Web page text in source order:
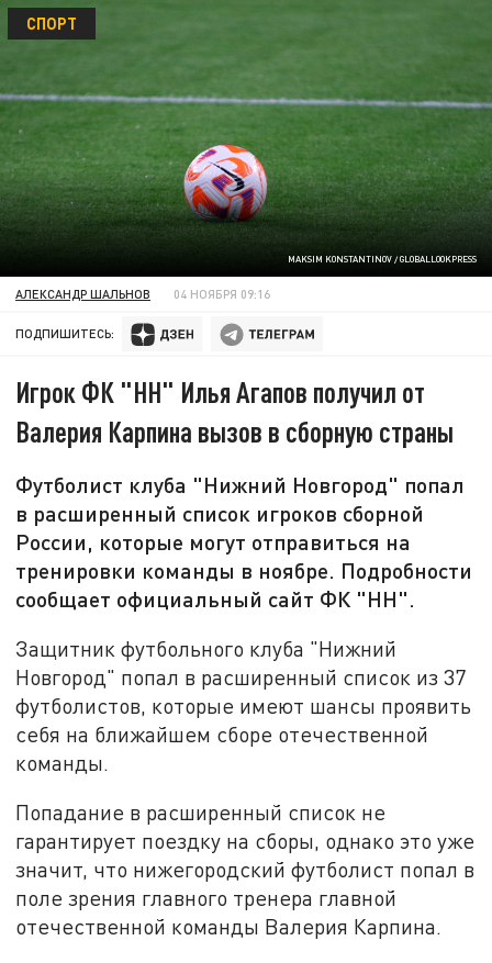
MAKSIM KONSTANTINOV / GLOBALLOOKPRESS
СПОРТ
АЛЕКСАНДР ШАЛЬНОВ 04 НОЯБРЯ 09:16
ПОДПИШИТЕСЬ:
Игрок ФК "НН" Илья Агапов получил от
Валерия Карпина вызов в сборную страны
Футболист клуба "Нижний Новгород" попал
в расширенный список игроков сборной
России, которые могут отправиться на
тренировки команды в ноябре. Подробности
сообщает официальный сайт ФК "НН".
Защитник футбольного клуба "Нижний
Новгород" попал в расширенный список из 37
футболистов, которые имеют шансы проявить
себя на ближайшем сборе отечественной
команды.
Попадание в расширенный список не
гарантирует поездку на сборы, однако это уже
значит, что нижегородский футболист попал в
поле зрения главного тренера главной
отечественной команды Валерия Карпина.